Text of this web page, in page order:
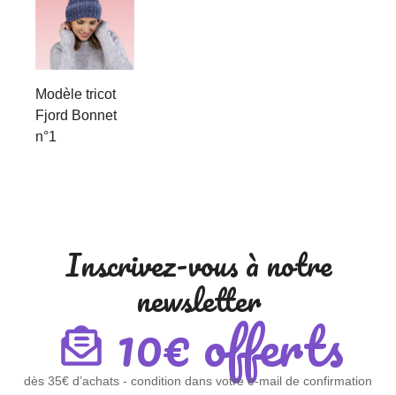
Modèle tricot
Fjord Bonnet
n°1
Inscrivez-vous à notre
newsletter
10€ offerts
dès 35€ d’achats - condition dans votre e-mail de confirmation